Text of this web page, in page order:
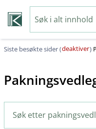
Siste besøkte sider (deaktiver)